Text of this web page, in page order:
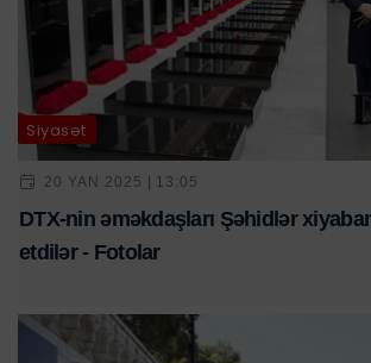
Siyasət
20 YAN 2025 | 13:05
DTX-nin əməkdaşları Şəhidlər
etdilər - Fotolar